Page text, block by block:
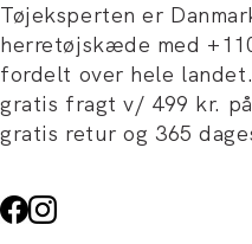
Tøjeksperten er
herretøjskæde med
fordelt over hele
gratis fragt v/ 499 kr.
gratis retur og 365